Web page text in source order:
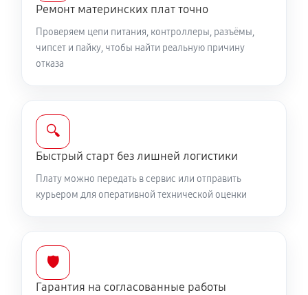
Ремонт материнских плат точно
Проверяем цепи питания, контроллеры, разъёмы,
чипсет и пайку, чтобы найти реальную причину
отказа
🔍
Быстрый старт без лишней логистики
Плату можно передать в сервис или отправить
курьером для оперативной технической оценки
🛡️
Гарантия на согласованные работы